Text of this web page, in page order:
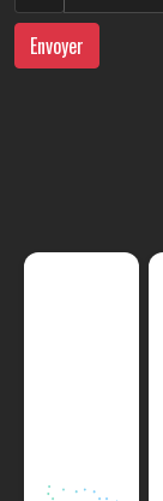
Envoyer